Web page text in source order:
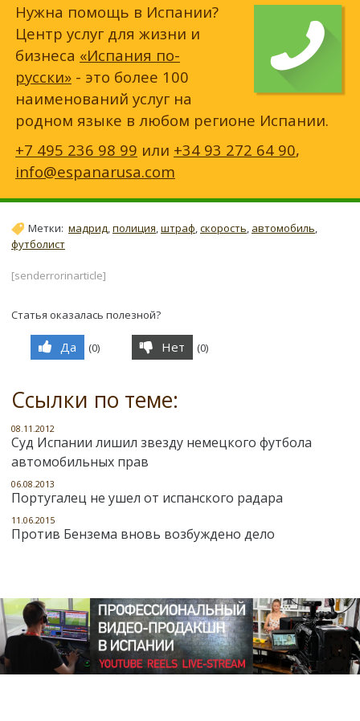
Нужна помощь в Испании?
Центр услуг для жизни и
бизнеса «Испания по-
русски» - это более 100
наименований услуг на
родном языке в любом регионе Испании.
+7 495 236 98 99 или +34 93 272 64 90,
info@espanarusa.com
Метки: мадрид,полиция,штраф,скорость, автомобиль,
футболист
[senderrorinarticle]
Статья оказалась полезной?
Да (0) Нет (0)
Ссылки по теме:
08.11.2012
Суд Испании лишил звезду немецкого футбола
автомобильных прав
06.08.2013
Португалец не ушел от испанского радара
11.06.2015
Против Бензема вновь возбуждено дело